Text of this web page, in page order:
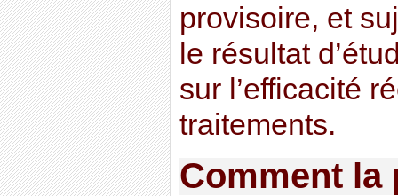
provisoire, et
le résultat
sur l’efficacité
traitements.
Comment la